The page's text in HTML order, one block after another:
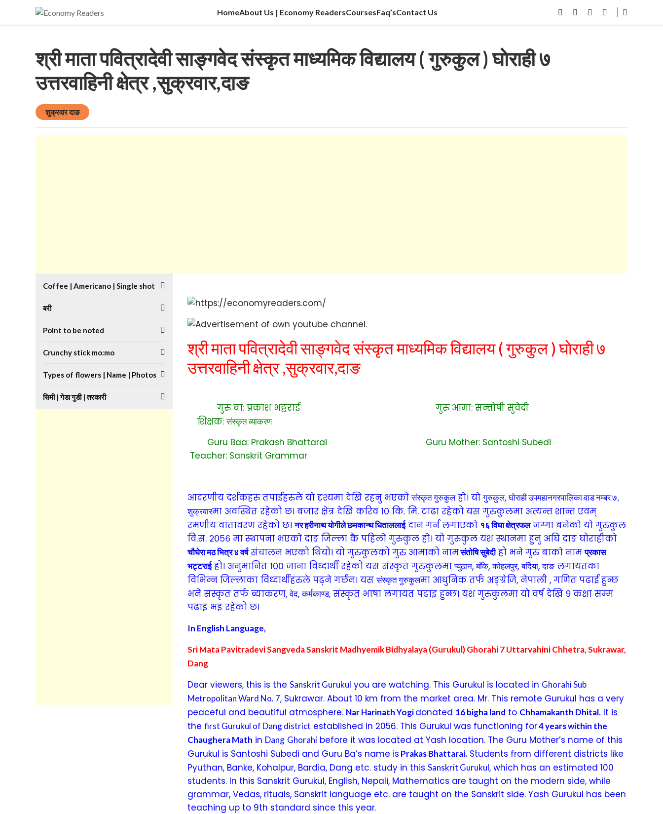
Economy Readers
Historical, food and beverage, stock market, education sector, vlog, culture sector.
HomeAbout Us | Economy ReadersCoursesFaq’sContact Us
श्री माता पवित्रादेवी साङ्गवेद संस्कृत माध्यमिक विद्यालय ( गुरुकुल ) घाेराही ७
उत्तरवाहिनी क्षेत्र ,सुक्रवार,दाङ
शुक्रवार दाङ
Coffee | Americano | Single shot
बरी
Point to be noted
Crunchy stick mo:mo
Types of flowers | Name | Photos
सिमी | गेडा गुडी | तरकारी
श्री माता पवित्रादेवीसाङ्गवेदसंस्कृतमाध्यमिकविद्यालय( गुरुकुल ) घाेराही ७
उत्तरवाहिनी क्षेत्र ,सुक्रवार,दाङ
गुरु बा: प्रकाश भट्टराई गुरु आमा: सन्तोषी सुवेदी
शिक्षक:संस्कृत व्याकरण
Guru Baa: Prakash Bhattarai Guru Mother: Santoshi Subedi
Teacher: Sanskrit Grammar
आदरणीय दर्शकहरु तपाईहरुले याे दृश्यमा देखि रहनु भएकोसंस्कृत गुरुकुलहाे। याेगुरुकुल,घाेराही उपमहानगरपालिका वाड नम्बर ७,
शुक्रवारमा अवस्थित रहेको छ। बजार क्षेत्र देखि करिव १० कि. मि. टाढा रहेको यस गुरुकुलमा अत्यन्त शान्त एवम्
रमणीय वातावरण रहेको छ।नर हरीनाथ याेगीलेछमकान्थ धिताललाईदान गर्न लगाएकाे १६ विघा क्षेत्रफलजग्गा बनेकाे याे गुरुकुल
वि.सं. २०५६ मा स्थापना भएकाे दाङ जिल्ला कै पहिलाे गुरुकुल हाे। यो गुरुकुल यश स्थानमा हुनु अघि दाङ घोराही‍को
चौघेरा मठभित्र ४ वर्षसंचालन भएको थियो। यो गुरुकुलको गुरु आमाको नामसंतोषि सुबेदीहो भने गुरु बाकाे नामप्रकास
भट्टराईहो। अनुमानित १०० जाना विध्दार्थी रहेक‍ो यस संस्कृत गुरुकुलमाप्युठान,बाँके,कोहलपुर,बर्दिया,दाङलगायतका
विभिन्न जिल्लाका विध्दार्थीहरुले पढ्ने गर्छन। यससंस्कृत गुरुकुलमा आधुनिक तर्फ अङ्ग्रेजि, नेपाली , गणित पढाई हुन्छ
भने संस्कृत तर्फ ब्याकरण,वेद,कर्मकाण्ड, संस्कृत भाषा लगायत पढाइ हुन्छ। यश गुरुकुलमा याे वर्ष देखि ९ कक्षा सम्म
पढाइ भइ रहेको छ।
In English Language,
Sri Mata Pavitradevi Sangveda Sanskrit Madhyemik Bidhyalaya (Gurukul) Ghorahi 7 Uttarvahini Chhetra, Sukrawar,
Dang
Dear viewers, this is the Sanskrit Gurukul you are watching. This Gurukul is located in Ghorahi Sub
Metropolitan Ward No. 7, Sukrawar. About 10 km from the market area. Mr. This remote Gurukul has a very
peaceful and beautiful atmosphere. Nar Harinath Yogi donated 16 bigha land to Chhamakanth Dhital.It is
the first Gurukul of Dang district established in 2056. This Gurukul was functioning for4 years within the
Chaughera Math in Dang Ghorahibefore it was located at Yash location. The Guru Mother’s name of this
Gurukul is Santoshi Subedi and Guru Ba’s name is Prakas Bhattarai.Students from different districts like
Pyuthan, Banke, Kohalpur, Bardia, Dang etc. study in this Sanskrit Gurukul, which has an estimated 100
students. In this Sanskrit Gurukul, English, Nepali, Mathematics are taught on the modern side, while
grammar, Vedas, rituals, Sanskrit language etc. are taught on the Sanskrit side. Yash Gurukul has been
teaching up to 9th standard since this year.